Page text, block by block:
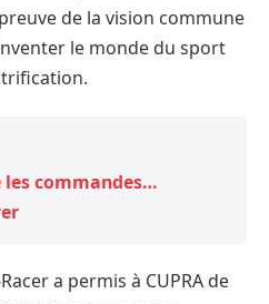
de la vision commune
le monde du sport
les commandes…
a permis à CUPRA de